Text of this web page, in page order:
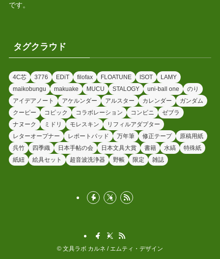
です。
タグクラウド
4C芯 3776 EDiT filofax FLOATUNE ISOT
LAMY
maikobungu
makuake MUCU STALOGY uni-ball one
のり
アイデアノート
アケルンダー アルスター カレンダー
ガンダム
クーピー
コピック コラボレーション コンビニ
ゼブラ
ナヌーク
ミドリ モレスキン
リフィルアダプター
レターオープナー
レポートパッド 万年筆 修正テープ
原稿用紙
呉竹
四季織 日本手帖の会 日本文具大賞 書籍 水縞
特殊紙
紙紐
絵具セット 超音波洗浄器 野帳 限定 雑誌
© 文具ラボ カルネ / エムティ・デザイン